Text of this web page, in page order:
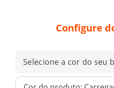
Configure
Selecione a cor do seu